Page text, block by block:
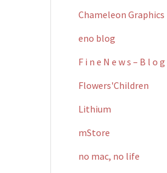
Chameleon Graphics
eno blog
F i n e N e w s – B l o g
Flowers'Children
Lithium
mStore
no mac, no life